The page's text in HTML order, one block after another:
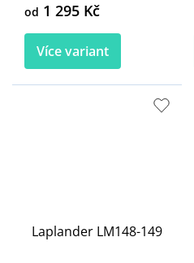
od 1 295 Kč
Více variant
Laplander LM148-149